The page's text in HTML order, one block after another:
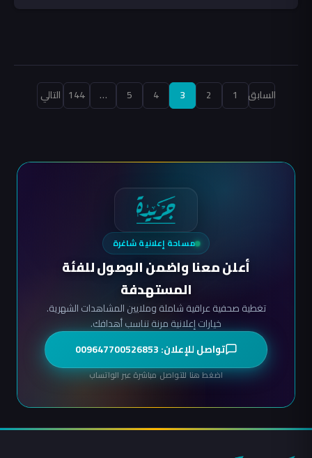
تعدد
السابق 1
2
3
4
5
…
144 التالي
مساحة إعلانية شاغرة
أعلن معنا واضمن الوصول للفئة
المستهدفة
تغطية صحفية عراقية شاملة وملايين المشاهدات الشهرية.
خيارات إعلانية مرنة تناسب أهدافك.
تواصل للإعلان: 009647700526853
اضغط هنا للتواصل مباشرة عبر الواتساب